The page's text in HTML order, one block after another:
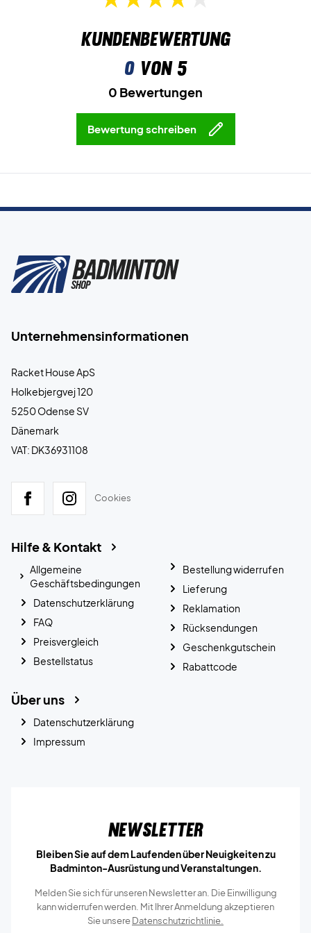
: Für diesen Schläger empfehlen wir eine
Wird ohne Hülle geliefert.
Kundenbewertung
0von 5
0 Bewertungen
Bewertung schreiben
Unternehmensinformationen
Racket House ApS
Holkebjergvej 120
5250 Odense SV
Dänemark
VAT: DK36931108
Cookies
Hilfe & Kontakt
Allgemeine
Geschäftsbedingungen
Datenschutzerklärung
FAQ
Preisvergleich
Bestellstatus
Bestellung widerrufen
Lieferung
Reklamation
Rücksendungen
Geschenkgutschein
Rabattcode
Über uns
Datenschutzerklärung
Impressum
Newsletter
Bleiben Sie auf dem Laufenden über Neuigkeiten zu
Badminton-Ausrüstung und Veranstaltungen.
Melden Sie sich für unseren Newsletter an. Die Einwilligung
kann widerrufen werden. Mit Ihrer Anmeldung akzeptieren
Sie unsereDatenschutzrichtlinie.